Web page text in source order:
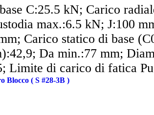
C:25.5 kN; Carico
max.:6.5 kN; J:100
Carico statico di base
Da min.:77 mm;
Limite di carico di fatica
Blocco ( S #28-3B )